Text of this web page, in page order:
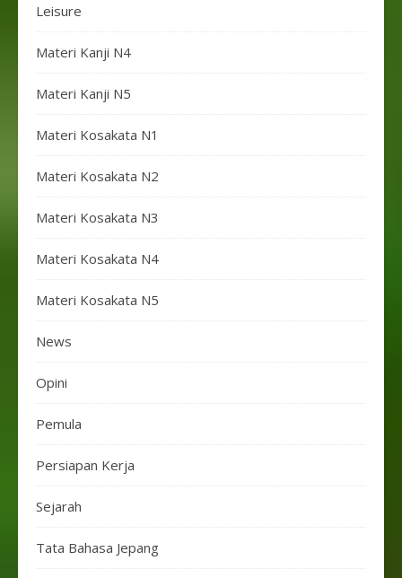
Leisure
Materi Kanji N4
Materi Kanji N5
Materi Kosakata N1
Materi Kosakata N2
Materi Kosakata N3
Materi Kosakata N4
Materi Kosakata N5
News
Opini
Pemula
Persiapan Kerja
Sejarah
Tata Bahasa Jepang